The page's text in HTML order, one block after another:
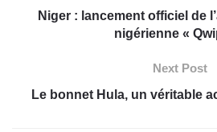
Niger : lancement officiel de
nigérienne «
Next Post
Le bonnet Hula, un véritable